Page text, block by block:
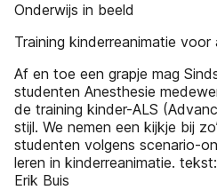
Onderwijs in beeld
Training kinderreanimatie
Af en toe een grapje mag
studenten Anesthesie­
de training kinder-ALS
stijl. We nemen een kijkje bij
studenten volgens scenario-
leren in kinderreanimatie.
Erik Buis